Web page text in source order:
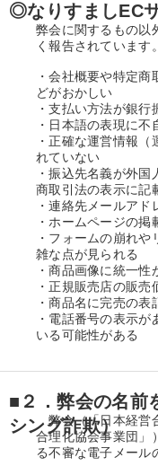
◎なりすましEC
弊会に関するもの以
く報告されています
・会社概要や特定
どがおかしい
・支払い方法が銀行
・日本語の表現に不
・正確な運営情報
れていない
・振込先名義が外
商取引法の表示に記
・連絡先メールア
・ホームページの
・フォームの崩れ
雑な点が見られる
・商品画像に統一
・正規販売店の販
・商品名に完売の
・電話番号の表示
いる可能性がある
■２．弊会の名前
シング詐欺）
弊会（「日本経営
合理化協会事業団」
る不審な電子メール